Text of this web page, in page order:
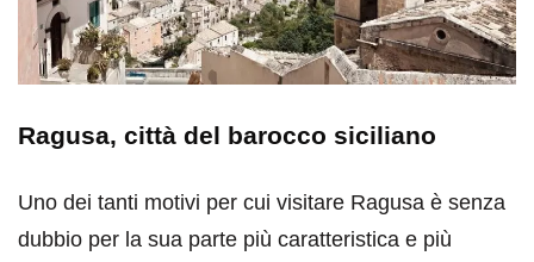
Ragusa, città del barocco siciliano
Uno dei tanti motivi per cui visitare Ragusa è senza
dubbio per la sua parte più caratteristica e più